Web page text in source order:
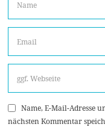
Name, E-Mail-Adresse
nächsten Kommentar